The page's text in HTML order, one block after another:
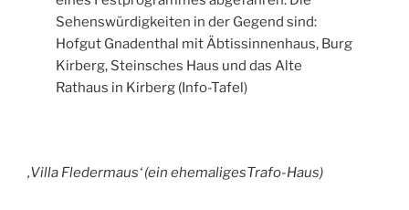
Sehenswürdigkeiten in der Gegend sind:
Hofgut Gnadenthal mit Äbtissinnenhaus, Burg
Kirberg, Steinsches Haus und das Alte
Rathaus in Kirberg (Info-Tafel)
‚Villa Fledermaus‘ (ein ehemaligesTrafo-Haus)